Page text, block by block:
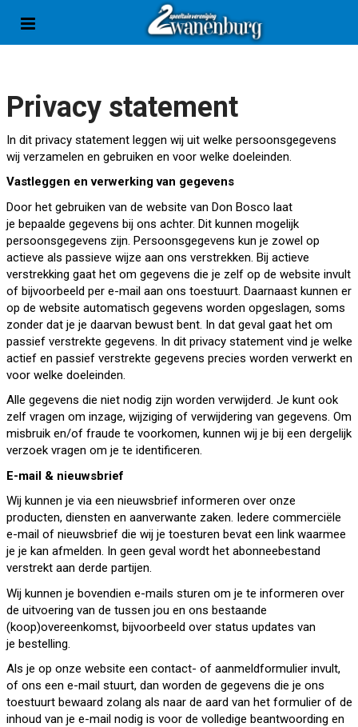
Privacy statement
In dit privacy statement leggen wij uit welke persoonsgegevens
wij verzamelen en gebruiken en voor welke doeleinden.
Vastleggen en verwerking van gegevens
Door het gebruiken van de website van Don Bosco laat
je bepaalde gegevens bij ons achter. Dit kunnen mogelijk
persoonsgegevens zijn. Persoonsgegevens kun je zowel op
actieve als passieve wijze aan ons verstrekken. Bij actieve
verstrekking gaat het om gegevens die je zelf op de website invult
of bijvoorbeeld per e-mail aan ons toestuurt. Daarnaast kunnen er
op de website automatisch gegevens worden opgeslagen, soms
zonder dat je je daarvan bewust bent. In dat geval gaat het om
passief verstrekte gegevens. In dit privacy statement vind je welke
actief en passief verstrekte gegevens precies worden verwerkt en
voor welke doeleinden.
Alle gegevens die niet nodig zijn worden verwijderd. Je kunt ook
zelf vragen om inzage, wijziging of verwijdering van gegevens. Om
misbruik en/of fraude te voorkomen, kunnen wij je bij een dergelijk
verzoek vragen om je te identificeren.
E-mail & nieuwsbrief
Wij kunnen je via een nieuwsbrief informeren over onze
producten, diensten en aanverwante zaken. Iedere commerciële
e-mail of nieuwsbrief die wij je toesturen bevat een link waarmee
je je kan afmelden. In geen geval wordt het abonneebestand
verstrekt aan derde partijen.
Wij kunnen je bovendien e-mails sturen om je te informeren over
de uitvoering van de tussen jou en ons bestaande
(koop)overeenkomst, bijvoorbeeld over status updates van
je bestelling.
Als je op onze website een contact- of aanmeldformulier invult,
of ons een e-mail stuurt, dan worden de gegevens die je ons
toestuurt bewaard zolang als naar de aard van het formulier of de
inhoud van je e-mail nodig is voor de volledige beantwoording en